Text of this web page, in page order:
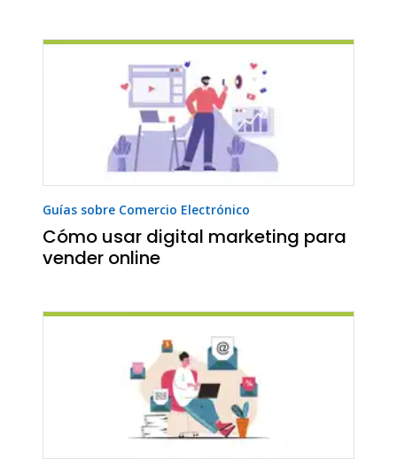
Guías sobre Comercio Electrónico
Cómo usar digital marketing para
vender online